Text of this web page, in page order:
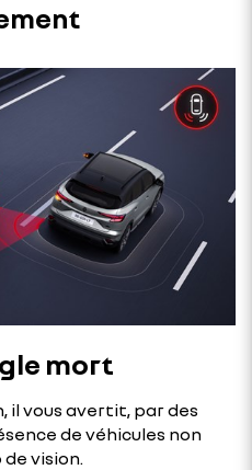
mort
il vous avertit, par des
de véhicules non
vision.